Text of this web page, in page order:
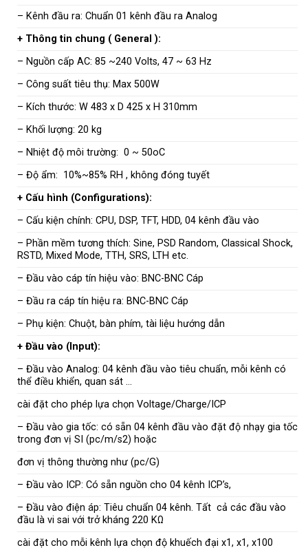
– Kênh đầu ra: Chuẩn 01 kênh đầu ra Analog
+ Thông tin chung ( General ):
– Nguồn cấp AC: 85 ~240 Volts, 47 ~ 63 Hz
– Công suất tiêu thụ: Max 500W
– Kích thước: W 483 x D 425 x H 310mm
– Khối lượng: 20 kg
– Nhiệt độ môi trường: 0 ~ 50oC
– Độ ẩm: 10%~85% RH , không đóng tuyết
+ Cấu hình (Configurations):
– Cấu kiện chính: CPU, DSP, TFT, HDD, 04 kênh đầu vào
– Phần mềm tương thích: Sine, PSD Random, Classical Shock,
RSTD, Mixed Mode, TTH, SRS, LTH etc.
– Đầu vào cáp tín hiệu vào: BNC-BNC Cáp
– Đầu ra cáp tín hiệu ra: BNC-BNC Cáp
– Phụ kiện: Chuột, bàn phím, tài liệu hướng dẫn
+ Đầu vào (Input):
– Đầu vào Analog: 04 kênh đầu vào tiêu chuẩn, mỗi kênh có
thể điều khiển, quan sát …
cài đặt cho phép lựa chọn Voltage/Charge/ICP
– Đầu vào gia tốc: có sẵn 04 kênh đầu vào đặt độ nhạy gia tốc
trong đơn vị SI (pc/m/s2) hoặc
đơn vị thông thường như (pc/G)
– Đầu vào ICP: Có sẵn nguồn cho 04 kênh ICP’s,
– Đầu vào điện áp: Tiêu chuẩn 04 kênh. Tất cả các đầu vào
đầu là vi sai với trở kháng 220 KΩ
cài đặt cho mỗi kênh lựa chọn độ khuếch đại x1, x1, x100